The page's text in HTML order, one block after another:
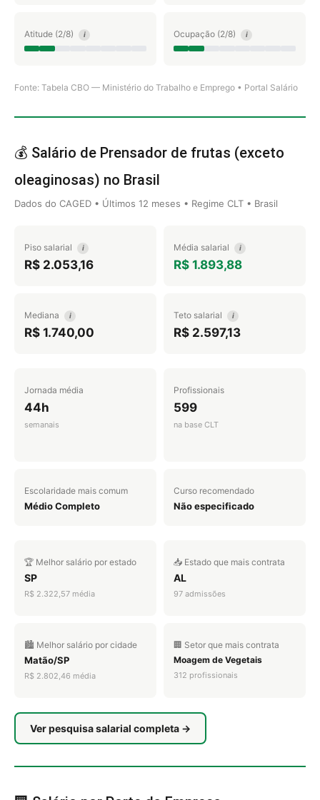
Atitude (2/8) i Ocupação (2/8) i
Fonte: Tabela CBO — Ministério do Trabalho e Emprego • Portal Salário
💰 Salário de Prensador de frutas (exceto
oleaginosas) no Brasil
Dados do CAGED • Últimos 12 meses • Regime CLT • Brasil
Piso salarial i
R$ 2.053,16
Média salarial i
R$ 1.893,88
Mediana i
R$ 1.740,00
Teto salarial i
R$ 2.597,13
Jornada média
44h
semanais
Profissionais
599
na base CLT
Escolaridade mais comum
Médio Completo
Curso recomendado
Não especificado
🏆 Melhor salário por estado
SP
R$ 2.322,57 média
📥 Estado que mais contrata
AL
97 admissões
🏙️ Melhor salário por cidade
Matão/SP
R$ 2.802,46 média
🏢 Setor que mais contrata
Moagem de Vegetais
312 profissionais
Ver pesquisa salarial completa →